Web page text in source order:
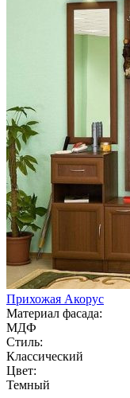
Прихожая Акорус
Материал фасада:
МДФ
Стиль:
Классический
Цвет:
Темный